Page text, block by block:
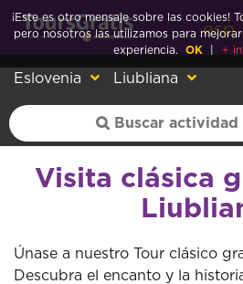
esp
Eslovenia Liubliana
Visita clásica
Únase a nuestro Tour clásico
Descubra el encanto y la
¡Este es otro mensaje sobre las cookies!
pero nosotros las utilizamos para
experiencia.
OK +